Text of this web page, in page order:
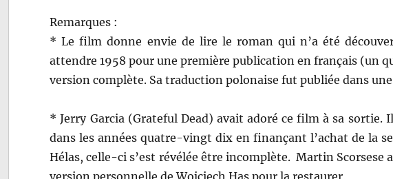
Remarques :
* Le film donne envie de lire le roman qui n’a été
attendre 1958 pour une première publication en français (un
version complète. Sa traduction polonaise fut publiée dans
* Jerry Garcia (Grateful Dead) avait adoré ce film à sa sortie.
dans les années quatre-vingt dix en finançant l’achat de la
Hélas, celle-ci s’est révélée être incomplète. Martin Scorsese
version personnelle de Wojciech Has pour la restaurer.